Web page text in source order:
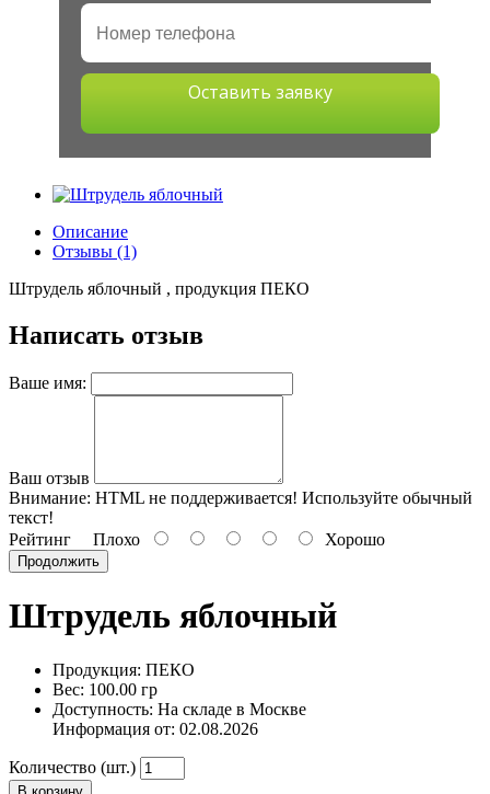
Оставить заявку
Описание
Отзывы (1)
Штрудель яблочный , продукция ПЕКО
Написать отзыв
Ваше имя:
Ваш отзыв
Внимание: HTML не поддерживается! Используйте обычный
текст!
Рейтинг Плохо Хорошо
Продолжить
Штрудель яблочный
Продукция: ПЕКО
Вес: 100.00 гр
Доступность: На складе в Москве
Информация от: 02.08.2026
Количество (шт.)